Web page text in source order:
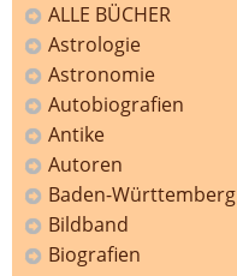
Kategorien
ALLE BÜCHER
Astrologie
Astronomie
Autobiografien
Antike
Autoren
Baden-Württemberg
Bildband
Biografien